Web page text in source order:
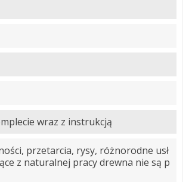
wraz z instrukcją
przetarcia, rysy, różnorodne usł
z naturalnej pracy drewna nie są p